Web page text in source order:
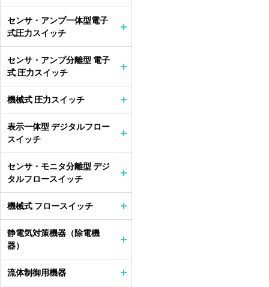
センサ・アンプ一体型電子
式圧力スイッチ
センサ・アンプ分離型 電子
式 圧力スイッチ
機械式 圧力スイッチ
表示一体型 デジタルフロー
スイッチ
センサ・モニタ分離型 デジ
タルフロースイッチ
機械式 フロースイッチ
静電気対策機器（除電機
器）
流体制御用機器